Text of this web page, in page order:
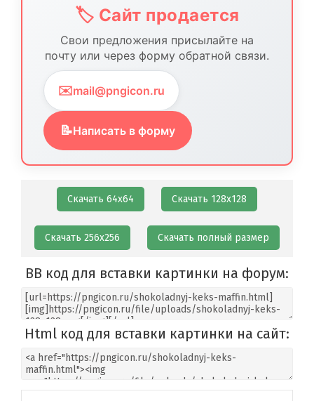
🏷️ Сайт продается
Свои предложения присылайте на
почту или через форму обратной связи.
✉️mail@pngicon.ru
📝Написать в форму
Скачать 64х64 Скачать 128х128
Скачать 256х256 Скачать полный размер
BB код для вставки картинки на форум:
Html код для вставки картинки на сайт: